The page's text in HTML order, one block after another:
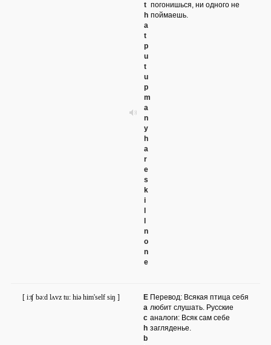
t
h
a
t
p
u
t
u
p
m
a
n
y
h
a
r
e
s
k
i
n
o
n
e
погонишься, ни одного не
поймаешь.
E
a
c
h
b
[ i:ʧ bə:d lʌvz tu: hiə him'self siŋ ]
Перевод: Всякая птица себя
любит слушать. Русские
аналоги: Всяк сам себе
загляденье.